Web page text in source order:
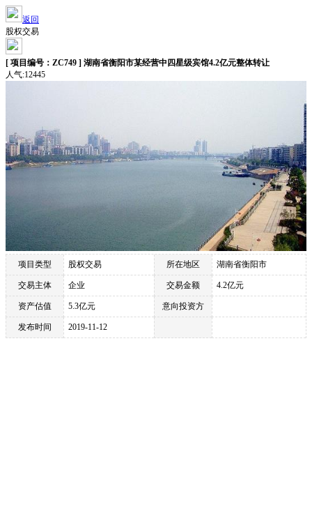
返回
股权交易
[ 项目编号：ZC749 ] 湖南省衡阳市某经营中四星级宾馆4.2亿元整体转让
人气:12445
项目类型 股权交易 所在地区 湖南省衡阳市
交易主体 企业 交易金额 4.2亿元
资产估值 5.3亿元 意向投资方
发布时间 2019-11-12